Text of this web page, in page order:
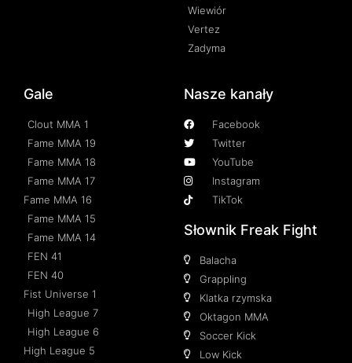
Wiewiór
Vertez
Zadyma
Gale
Clout MMA 1
Fame MMA 19
Fame MMA 18
Fame MMA 17
Fame MMA 16
Fame MMA 15
Fame MMA 14
FEN 41
FEN 40
Fist Universe 1
High League 7
High League 6
High League 5
Nasze kanały
Facebook
Twitter
YouTube
Instagram
TikTok
Słownik Freak Fight
Balacha
Grappling
Klatka rzymska
Oktagon MMA
Soccer Kick
Low Kick